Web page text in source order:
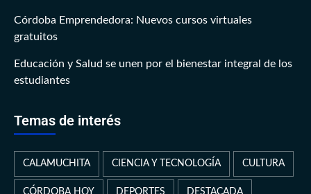
Córdoba Emprendedora: Nuevos cursos virtuales
gratuitos
Educación y Salud se unen por el bienestar integral de los
estudiantes
Temas de interés
CALAMUCHITA CIENCIA Y TECNOLOGÍA CULTURA